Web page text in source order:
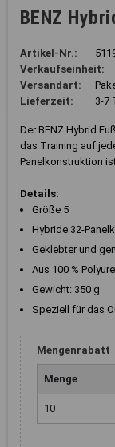
BENZ
Artikel-Nr.:
Verkaufseinheit:
Versandart:
Lieferzeit:
3-7
Der BENZ Hybrid
das Training auf
Panelkonstruktion
Details:
Größe 5
Hybride 32-
Geklebter und
Aus 100 %
Gewicht: 350 g
Speziell für das
Mengenrabatt
Menge
10